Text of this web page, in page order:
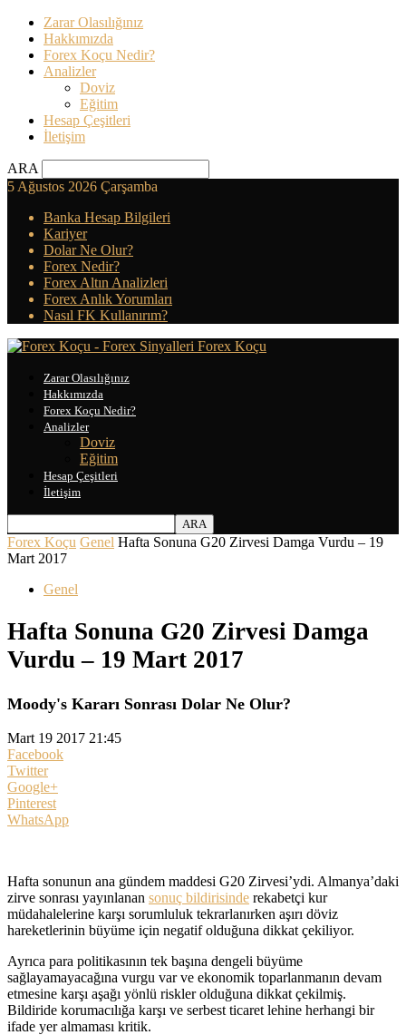
Zarar Olasılığınız
Hakkımızda
Forex Koçu Nedir?
Analizler
Doviz
Eğitim
Hesap Çeşitleri
İletişim
ARA
5 Ağustos 2026 Çarşamba
Banka Hesap Bilgileri
Kariyer
Dolar Ne Olur?
Forex Nedir?
Forex Altın Analizleri
Forex Anlık Yorumları
Nasıl FK Kullanırım?
Forex Koçu
Zarar Olasılığınız
Hakkımızda
Forex Koçu Nedir?
Analizler
Doviz
Eğitim
Hesap Çeşitleri
İletişim
Forex Koçu Genel Hafta Sonuna G20 Zirvesi Damga Vurdu – 19
Mart 2017
Genel
Hafta Sonuna G20 Zirvesi Damga
Vurdu – 19 Mart 2017
Moody's Kararı Sonrası Dolar Ne Olur?
Mart 19 2017 21:45
Facebook
Twitter
Google+
Pinterest
WhatsApp
Hafta sonunun ana gündem maddesi G20 Zirvesi’ydi. Almanya’daki
zirve sonrası yayınlanan sonuç bildirisinde rekabetçi kur
müdahalelerine karşı sorumluluk tekrarlanırken aşırı döviz
hareketlerinin büyüme için negatif olduğuna dikkat çekiliyor.
Ayrıca para politikasının tek başına dengeli büyüme
sağlayamayacağına vurgu var ve ekonomik toparlanmanın devam
etmesine karşı aşağı yönlü riskler olduğuna dikkat çekilmiş.
Bildiride korumacılığa karşı ve serbest ticaret lehine herhangi bir
ifade yer almaması kritik.